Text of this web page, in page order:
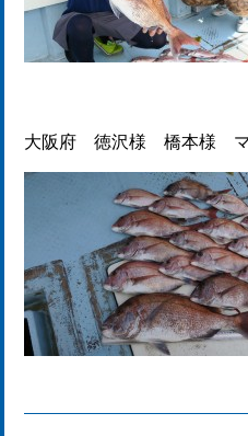
大阪府 徳沢様 橋本様 マ